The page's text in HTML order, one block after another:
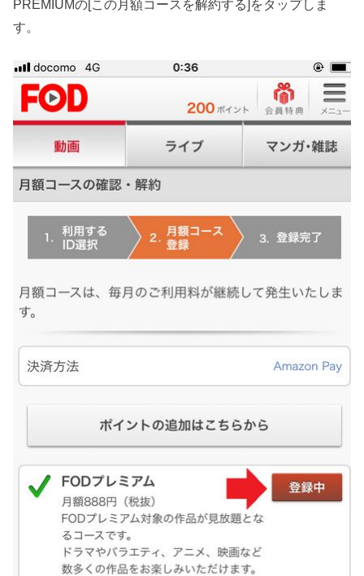
PREMIUMの[ この月額コースを解約する ]をタップしま
す。